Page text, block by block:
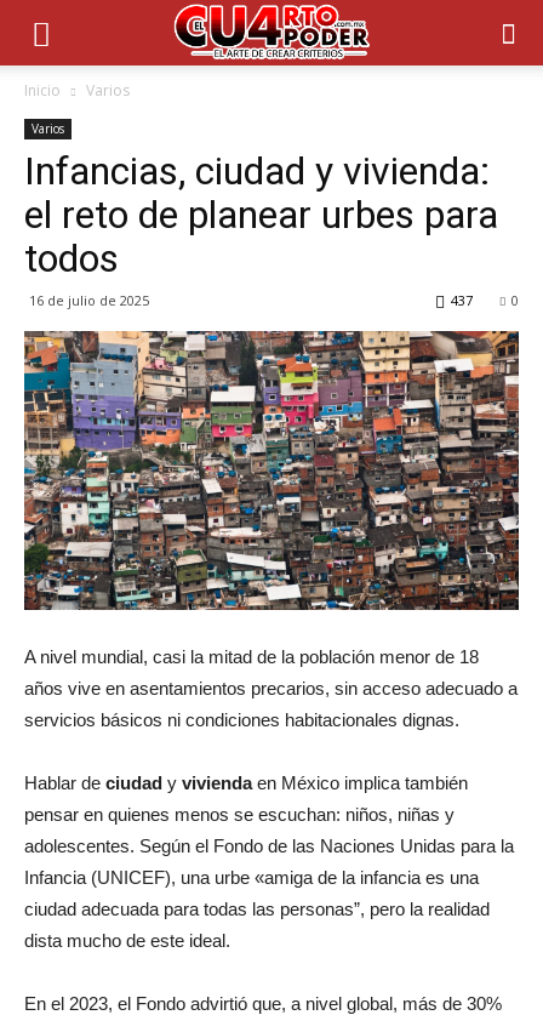
Inicio Varios
Varios
Infancias, ciudad y vivienda:
el reto de planear urbes para
todos
16 de julio de 2025 0
437
A nivel mundial, casi la mitad de la población menor de 18
años vive en asentamientos precarios, sin acceso adecuado a
servicios básicos ni condiciones habitacionales dignas.
Hablar de ciudad y viviendaen México implica también
pensar en quienes menos se escuchan: niños, niñas y
adolescentes. Según el Fondo de las Naciones Unidas para la
Infancia (UNICEF), una urbe «amiga de la infancia es una
ciudad adecuada para todas las personas”, pero la realidad
dista mucho de este ideal.
En el 2023, el Fondo advirtió que, a nivel global, más de 30%